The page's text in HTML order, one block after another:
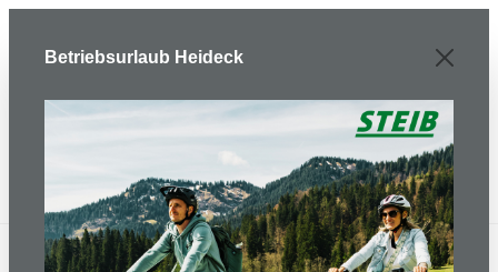
Betriebsurlaub Heideck